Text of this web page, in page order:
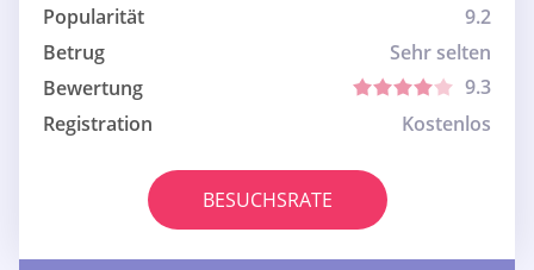
Popularität
9.2
Betrug
Sehr selten
Bewertung
9.3
Registration
Kostenlos
BESUCHSRATE